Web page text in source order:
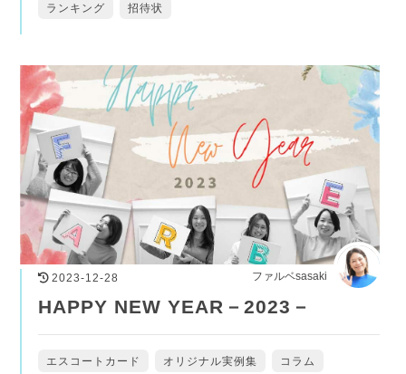
ランキング 招待状
ファルベsasaki
2023-12-28
HAPPY NEW YEAR－2023－
エスコートカード オリジナル実例集 コラム